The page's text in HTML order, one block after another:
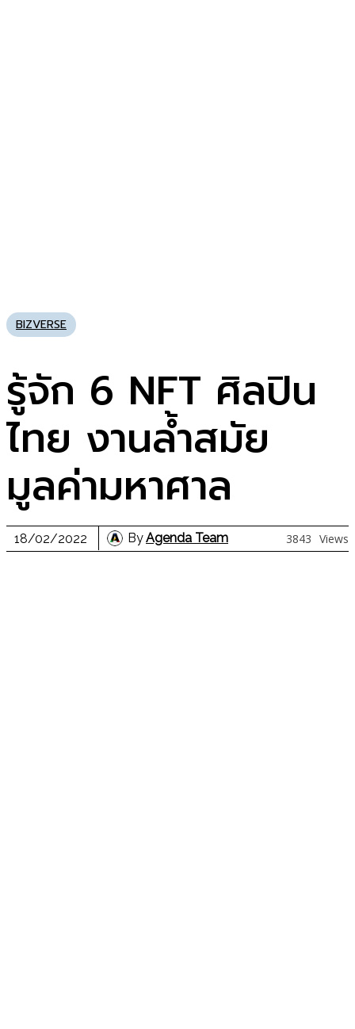
BIZVERSE
รู้จัก 6 NFT ศิลปิน
ไทย งานล้ำสมัย
มูลค่ามหาศาล
18/02/2022 ByAgenda Team 3843 Views